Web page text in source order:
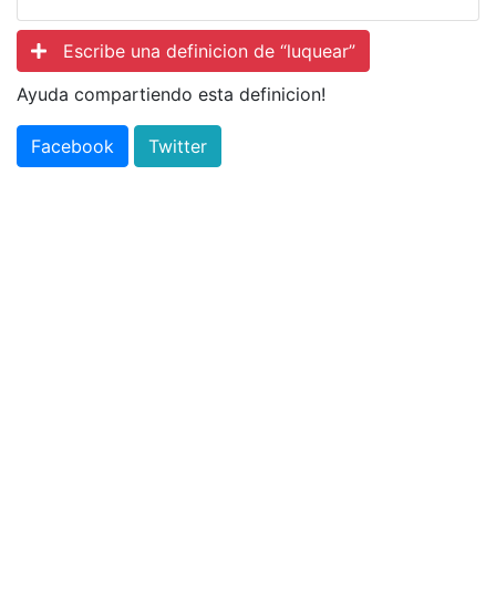
Escribe una definicion de “luquear”
Ayuda compartiendo esta definicion!
Facebook Twitter